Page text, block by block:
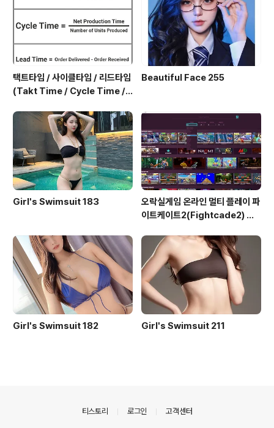
택트타임 / 사이클타임 / 리드타임
(Takt Time / Cycle Time / L
Beautiful Face 255
Girl's Swimsuit 183
오락실게임 온라인 멀티 플레이 파
이트케이트2(Fightcade2) 설
Girl's Swimsuit 182 Girl's Swimsuit 211
티스토리 로그인 고객센터